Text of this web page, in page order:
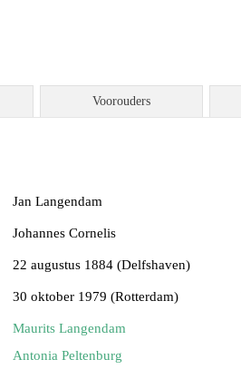
Voorouders
Jan Langendam
Johannes Cornelis
22 augustus 1884 (Delfshaven)
30 oktober 1979 (Rotterdam)
Maurits Langendam
Antonia Peltenburg